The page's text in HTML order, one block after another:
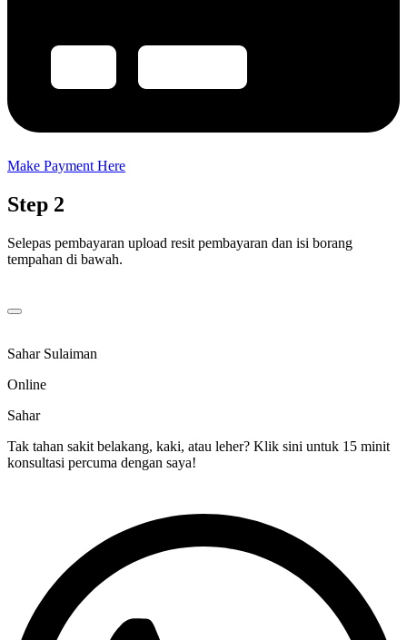
Make Payment Here
Step 2
Selepas pembayaran upload resit pembayaran dan isi borang
tempahan di bawah.
Sahar Sulaiman
Online
Sahar
Tak tahan sakit belakang, kaki, atau leher? Klik sini untuk 15 minit
konsultasi percuma dengan saya!